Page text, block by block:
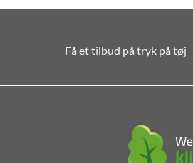
Få et tilbud på tryk på tøj